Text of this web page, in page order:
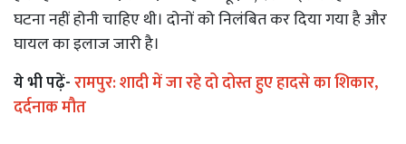
घटना नहीं होनी चाहिए थी। दोनों को निलंबित कर दिया गया है और
घायल का इलाज जारी है।
ये भी पढ़ें-रामपुर: शादी में जा रहे दो दोस्त हुए हादसे का शिकार,
दर्दनाक मौत